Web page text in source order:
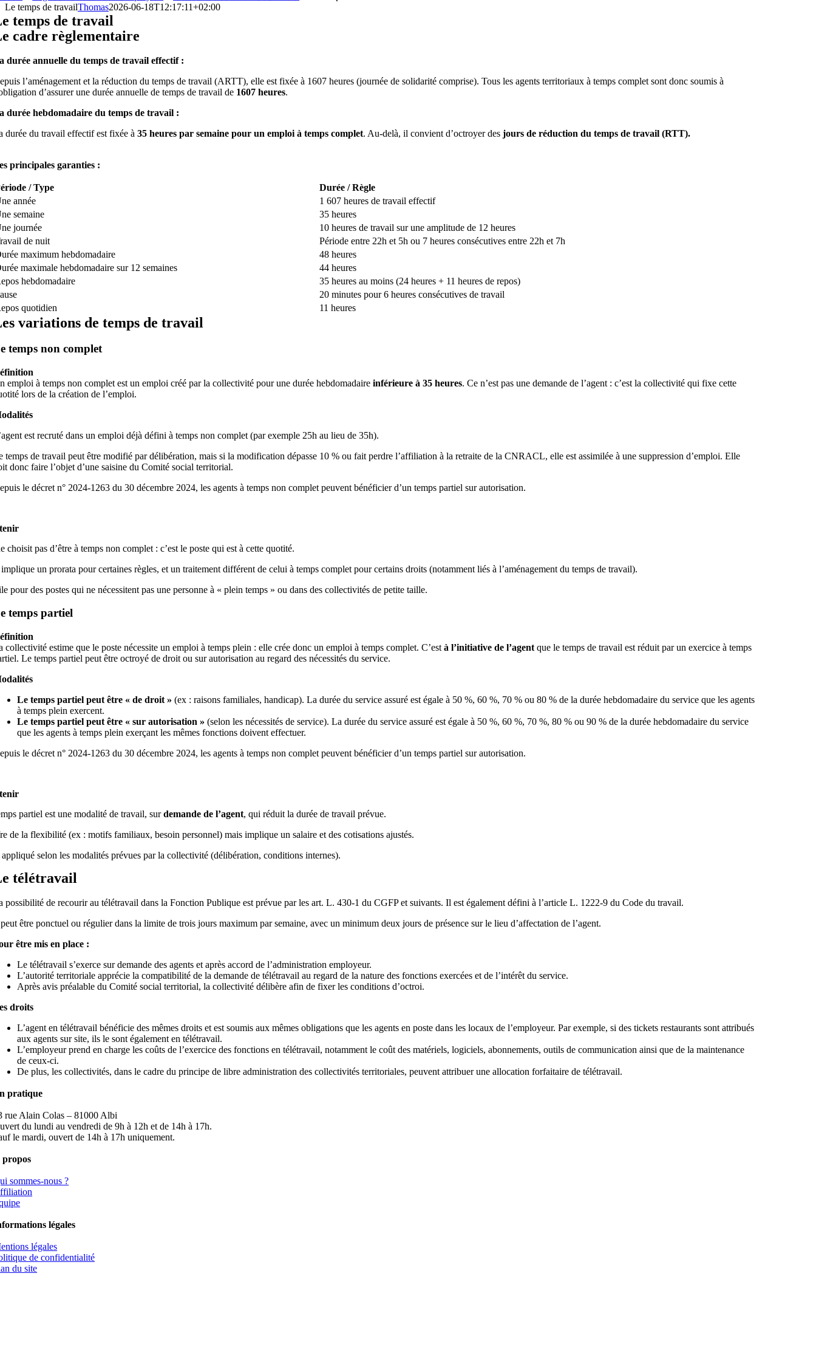
Le temps de travailThomas2026-06-18T12:17:11+02:00
temps de travail
cadre règlementaire
durée annuelle du temps de travail effectif :
l’aménagement et la réduction du temps de travail (ARTT), elle est fixée à 1607 heures (journée de solidarité comprise). Tous les agents territoriaux à temps complet sont donc soumis à
d’assurer une durée annuelle de temps de travail de 1607 heures.
durée hebdomadaire du temps de travail :
durée du travail effectif est fixée à 35 heures par semaine pour un emploi à temps complet. Au-delà, il convient d’octroyer des jours de réduction du temps de travail (RTT).
principales garanties :
/ Type
Durée / Règle
année
1 607 heures de travail effectif
semaine
35 heures
journée
10 heures de travail sur une amplitude de 12 heures
de nuit
Période entre 22h et 5h ou 7 heures consécutives entre 22h et 7h
maximum hebdomadaire
48 heures
maximale hebdomadaire sur 12 semaines
44 heures
hebdomadaire
35 heures au moins (24 heures + 11 heures de repos)
20 minutes pour 6 heures consécutives de travail
quotidien
11 heures
variations de temps de travail
tempsnon complet
emploi à temps non complet est un emploi créé par la collectivité pour une durée hebdomadaireinférieure à 35 heures. Ce n’est pas une demande de l’agent : c’est la collectivité qui fixe cette
lors de la création de l’emploi.
est recruté dans un emploi déjà défini à temps non complet (par exemple 25h au lieu de 35h).
temps de travail peut être modifié par délibération, mais si la modification dépasse 10 % ou fait perdre l’affiliation à la retraite de la CNRACL, elle est assimilée à une suppression d’emploi. Elle
donc faire l’objet d’une saisine du Comité social territorial.
le décret n° 2024‑1263 du 30 décembre 2024, les agents à temps non complet peuvent bénéficier d’un temps partiel sur autorisation.
choisit pas d’être à temps non complet : c’est le poste qui est à cette quotité.
un prorata pour certaines règles, et un traitement différent de celui à temps complet pour certains droits (notamment liés à l’aménagement du temps de travail).
pour des postes qui ne nécessitent pas une personne à « plein temps » ou dans des collectivités de petite taille.
temps partiel
collectivité estime que le poste nécessite un emploi à temps plein : elle crée donc un emploi à temps complet. C’està l’initiative de l’agent que le temps de travail est réduit par un exercice à temps
Le temps partiel peut être octroyé de droit ou sur autorisation au regard des nécessités du service.
Le temps partiel peut être « de droit » (ex : raisons familiales, handicap). La durée du service assuré est égale à 50 %, 60 %, 70 % ou 80 % de la durée hebdomadaire du service que les agents
à temps plein exercent.
Le temps partiel peut être « sur autorisation » (selon les nécessités de service). La durée du service assuré est égale à 50 %, 60 %, 70 %, 80 % ou 90 % de la durée hebdomadaire du service
que les agents à temps plein exerçant les mêmes fonctions doivent effectuer.
le décret n° 2024‑1263 du 30 décembre 2024, les agents à temps non complet peuvent bénéficier d’un temps partiel sur autorisation.
partiel est une modalité de travail, surdemande de l’agent, qui réduit la durée de travail prévue.
de la flexibilité (ex : motifs familiaux, besoin personnel) mais implique un salaire et des cotisations ajustés.
selon les modalités prévues par la collectivité (délibération, conditions internes).
télétravail
possibilité de recourir au télétravail dans la Fonction Publique est prévue par les art. L. 430-1 du CGFP et suivants. Il est également défini à l’article L. 1222-9 du Code du travail.
être ponctuel ou régulier dans la limite de trois jours maximum par semaine, avec un minimum deux jours de présence sur le lieu d’affectation de l’agent.
être mis en place :
Le télétravail s’exerce sur demande des agents et après accord de l’administration employeur.
L’autorité territoriale apprécie la compatibilité de la demande de télétravail au regard de la nature des fonctions exercées et de l’intérêt du service.
Après avis préalable du Comité social territorial, la collectivité délibère afin de fixer les conditions d’octroi.
droits
L’agent en télétravail bénéficie des mêmes droits et est soumis aux mêmes obligations que les agents en poste dans les locaux de l’employeur. Par exemple, si des tickets restaurants sont attribués
aux agents sur site, ils le sont également en télétravail.
L’employeur prend en charge les coûts de l’exercice des fonctions en télétravail, notamment le coût des matériels, logiciels, abonnements, outils de communication ainsi que de la maintenance
de ceux-ci.
De plus, les collectivités, dans le cadre du principe de libre administration des collectivités territoriales, peuvent attribuer une allocation forfaitaire de télétravail.
pratique
rue Alain Colas – 81000 Albi
du lundi au vendredi de 9h à 12h et de 14h à 17h.
le mardi, ouvert de 14h à 17h uniquement.
propos
sommes-nous ?
légales
légales
de confidentialité
du site